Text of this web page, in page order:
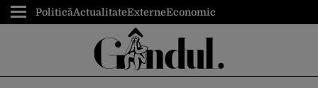
PoliticăActualitateExterneEconomic